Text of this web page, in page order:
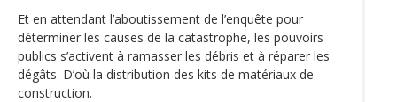
Et en attendant l’aboutissement de l’enquête pour
déterminer les causes de la catastrophe, les pouvoirs
publics s’activent à ramasser les débris et à réparer les
dégâts. D’où la distribution des kits de matériaux de
construction.